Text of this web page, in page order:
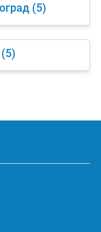
(5)
(5)